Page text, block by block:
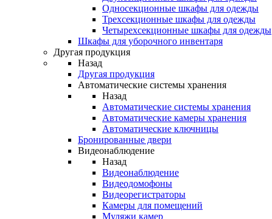
Односекционные шкафы для одежды
Трехсекционные шкафы для одежды
Четырехсекционные шкафы для одежды
Шкафы для уборочного инвентаря
Другая продукция
Назад
Другая продукция
Автоматические системы хранения
Назад
Автоматические системы хранения
Автоматические камеры хранения
Автоматические ключницы
Бронированные двери
Видеонаблюдение
Назад
Видеонаблюдение
Видеодомофоны
Видеорегистраторы
Камеры для помещений
Муляжи камер